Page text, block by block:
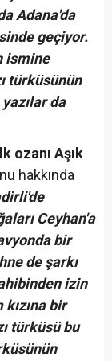
Adana'da
geçiyor.
ismine
türküsünün
da
ozanı Aşık
hakkında
Ceyhan'a
bir
de şarkı
izin
bir
türküsü bu